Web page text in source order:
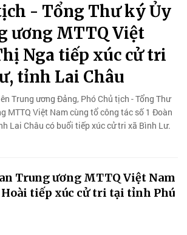
- Tổng Thư ký Ủy
ương MTTQ Việt
Nga tiếp xúc cử tri
tỉnh Lai Châu
Trung ương Đảng, Phó Chủ tịch - Tổng Thư
MTTQ Việt Nam cùng tổ công tác số 1 Đoàn
Lai Châu có buổi tiếp xúc cử tri xã Bình Lư.
Trung ương MTTQ Việt Nam
tiếp xúc cử tri tại tỉnh Phú